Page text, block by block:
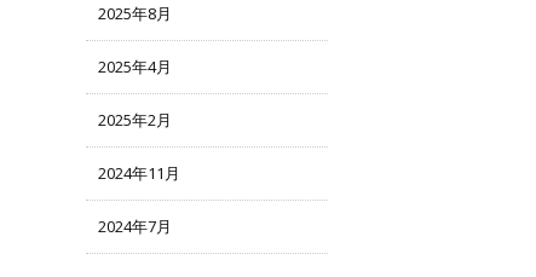
2025年8月
2025年4月
2025年2月
2024年11月
2024年7月